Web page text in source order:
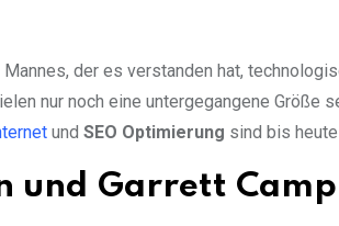
der es verstanden hat,
nur noch eine untergegangene Größe
und SEO Optimierung sind bis
und Garrett Camp